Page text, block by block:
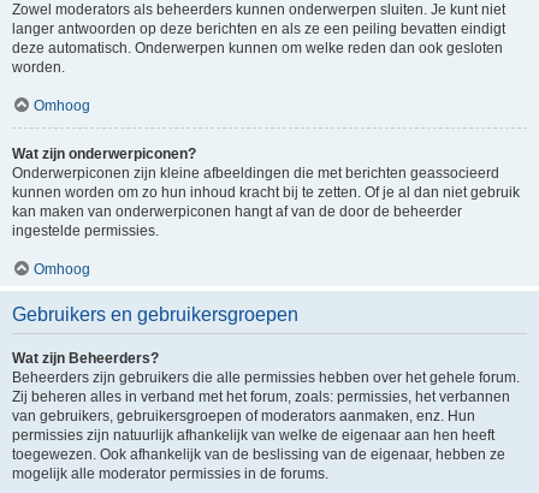
Zowel moderators als beheerders kunnen onderwerpen sluiten. Je kunt niet
langer antwoorden op deze berichten en als ze een peiling bevatten eindigt
deze automatisch. Onderwerpen kunnen om welke reden dan ook gesloten
worden.
Omhoog
Wat zijn onderwerpiconen?
Onderwerpiconen zijn kleine afbeeldingen die met berichten geassocieerd
kunnen worden om zo hun inhoud kracht bij te zetten. Of je al dan niet gebruik
kan maken van onderwerpiconen hangt af van de door de beheerder
ingestelde permissies.
Omhoog
Gebruikers en gebruikersgroepen
Wat zijn Beheerders?
Beheerders zijn gebruikers die alle permissies hebben over het gehele forum.
Zij beheren alles in verband met het forum, zoals: permissies, het verbannen
van gebruikers, gebruikersgroepen of moderators aanmaken, enz. Hun
permissies zijn natuurlijk afhankelijk van welke de eigenaar aan hen heeft
toegewezen. Ook afhankelijk van de beslissing van de eigenaar, hebben ze
mogelijk alle moderator permissies in de forums.